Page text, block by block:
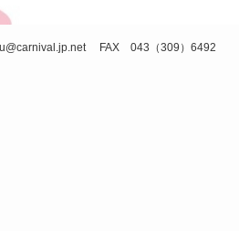
FAX 043（309）6492